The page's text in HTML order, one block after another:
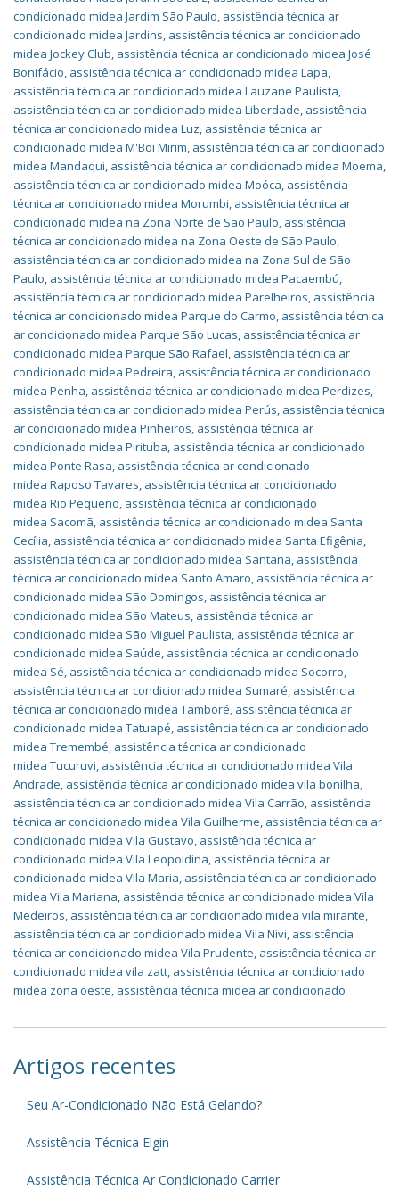
condicionado midea Jardim São Paulo, assistência técnica ar
condicionado midea Jardins, assistência técnica ar condicionado
midea Jockey Club, assistência técnica ar condicionado midea José
Bonifácio, assistência técnica ar condicionado midea Lapa,
assistência técnica ar condicionado midea Lauzane Paulista,
assistência técnica ar condicionado midea Liberdade, assistência
técnica ar condicionado midea Luz, assistência técnica ar
condicionado midea M'Boi Mirim, assistência técnica ar condicionado
midea Mandaqui, assistência técnica ar condicionado midea Moema,
assistência técnica ar condicionado midea Moóca, assistência
técnica ar condicionado midea Morumbi, assistência técnica ar
condicionado midea na Zona Norte de São Paulo, assistência
técnica ar condicionado midea na Zona Oeste de São Paulo,
assistência técnica ar condicionado midea na Zona Sul de São
Paulo, assistência técnica ar condicionado midea Pacaembú,
assistência técnica ar condicionado midea Parelheiros, assistência
técnica ar condicionado midea Parque do Carmo, assistência técnica
ar condicionado midea Parque São Lucas, assistência técnica ar
condicionado midea Parque São Rafael, assistência técnica ar
condicionado midea Pedreira, assistência técnica ar condicionado
midea Penha, assistência técnica ar condicionado midea Perdizes,
assistência técnica ar condicionado midea Perús, assistência técnica
ar condicionado midea Pinheiros, assistência técnica ar
condicionado midea Pirituba, assistência técnica ar condicionado
midea Ponte Rasa, assistência técnica ar condicionado
midea Raposo Tavares, assistência técnica ar condicionado
midea Rio Pequeno, assistência técnica ar condicionado
midea Sacomã, assistência técnica ar condicionado midea Santa
Cecília, assistência técnica ar condicionado midea Santa Efigênia,
assistência técnica ar condicionado midea Santana, assistência
técnica ar condicionado midea Santo Amaro, assistência técnica ar
condicionado midea São Domingos, assistência técnica ar
condicionado midea São Mateus, assistência técnica ar
condicionado midea São Miguel Paulista, assistência técnica ar
condicionado midea Saúde, assistência técnica ar condicionado
midea Sé, assistência técnica ar condicionado midea Socorro,
assistência técnica ar condicionado midea Sumaré, assistência
técnica ar condicionado midea Tamboré, assistência técnica ar
condicionado midea Tatuapé, assistência técnica ar condicionado
midea Tremembé, assistência técnica ar condicionado
midea Tucuruvi, assistência técnica ar condicionado midea Vila
Andrade, assistência técnica ar condicionado midea vila bonilha,
assistência técnica ar condicionado midea Vila Carrão, assistência
técnica ar condicionado midea Vila Guilherme, assistência técnica ar
condicionado midea Vila Gustavo, assistência técnica ar
condicionado midea Vila Leopoldina, assistência técnica ar
condicionado midea Vila Maria, assistência técnica ar condicionado
midea Vila Mariana, assistência técnica ar condicionado midea Vila
Medeiros, assistência técnica ar condicionado midea vila mirante,
assistência técnica ar condicionado midea Vila Nivi, assistência
técnica ar condicionado midea Vila Prudente, assistência técnica ar
condicionado midea vila zatt, assistência técnica ar condicionado
midea zona oeste, assistência técnica midea ar condicionado
Artigos recentes
Seu Ar-Condicionado Não Está Gelando?
Assistência Técnica Elgin
Assistência Técnica Ar Condicionado Carrier